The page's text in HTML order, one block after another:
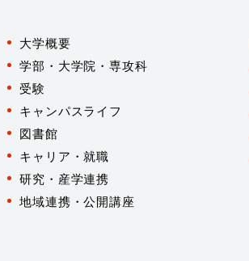
大学概要
学部・大学院・専攻科
受験
キャンパスライフ
図書館
キャリア・就職
研究・産学連携
地域連携・公開講座